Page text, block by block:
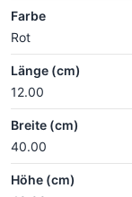
Farbe
Rot
Länge (cm)
12.00
Breite (cm)
40.00
Höhe (cm)